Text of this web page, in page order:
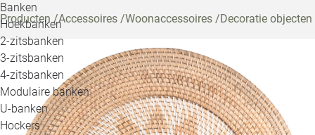
Banken
Hoekbanken
2-zitsbanken
3-zitsbanken
4-zitsbanken
Modulaire banken
U-banken
Hockers
Producten/Accessoires /Woonaccessoires /Decoratie objecten